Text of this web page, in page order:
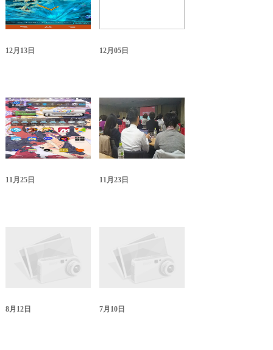
12月13日 12月05日
11月25日 11月23日
8月12日 7月10日